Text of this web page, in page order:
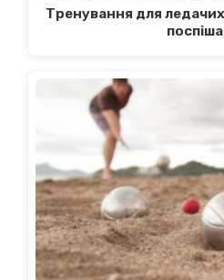
Тренування для